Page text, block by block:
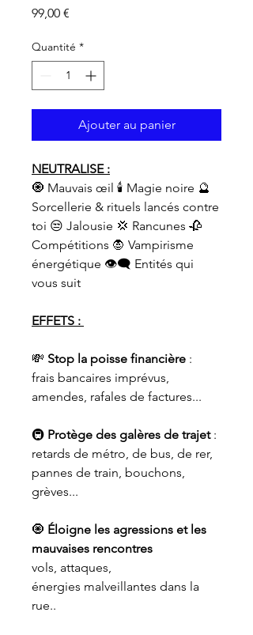
99,00 €
Quantité *
Ajouter au panier
NEUTRALISE :
🧿 Mauvais œil 🕯️ Magie noire 🔮
Sorcellerie & rituels lancés contre
toi 😒 Jalousie 💢 Rancunes 🥀
Compétitions 🧛 Vampirisme
énergétique 👁‍🗨 Entités qui
vous suit
EFFETS :
💸 Stop la poisse financière :
frais bancaires imprévus,
amendes, rafales de factures...
🚇 Protège des galères de trajet:
retards de métro, de bus, de rer,
pannes de train, bouchons,
grèves...
🧿 Éloigne les agressions et les
mauvaises rencontres
vols, attaques,
énergies malveillantes dans la
rue..